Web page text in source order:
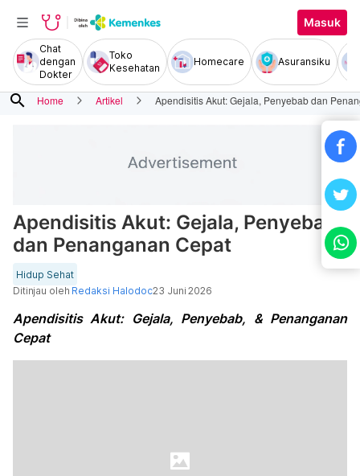
Masuk
Chat
dengan
Dokter
Toko
Kesehatan
Homecare Asuransiku
search Home Artikel Apendisitis Akut: Gejala, Penyebab dan
Apendisitis Akut: Gejala, Penyebab
dan Penanganan Cepat
Hidup Sehat
Ditinjau oleh Redaksi Halodoc23 Juni 2026
Apendisitis Akut: Gejala, Penyebab, & Penanganan
Cepat